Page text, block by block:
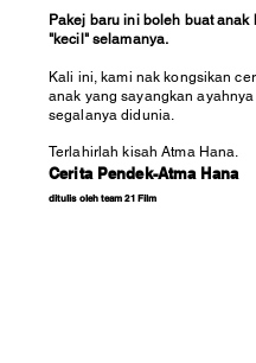
Pakej baru ini boleh buat anak
"kecil" selamanya.
Kali ini, kami nak kongsikan
anak yang sayangkan
segalanya didunia.
Terlahirlah kisah Atma Hana.
Cerita Pendek-Atma Hana
ditulis oleh team 21 Film